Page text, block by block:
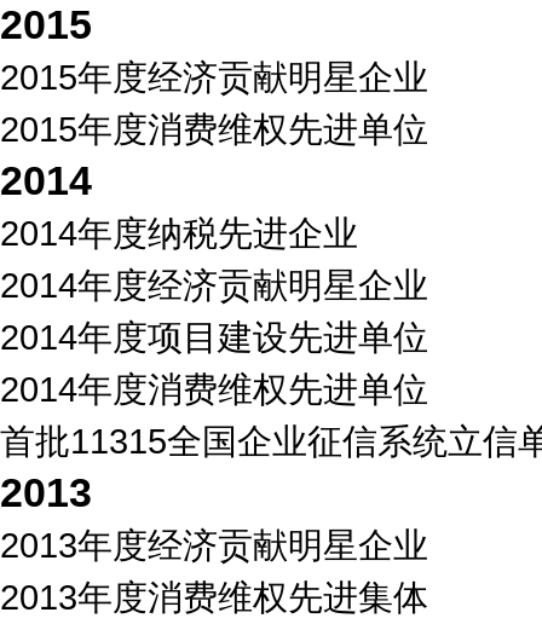
2015
2015年度经济贡献明星企业
2015年度消费维权先进单位
2014
2014年度纳税先进企业
2014年度经济贡献明星企业
2014年度项目建设先进单位
2014年度消费维权先进单位
首批11315全国企业征信系统立信
2013
2013年度经济贡献明星企业
2013年度消费维权先进集体